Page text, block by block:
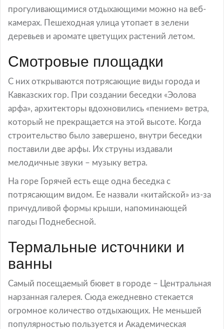
прогуливающимися отдыхающими можно на веб-
камерах. Пешеходная улица утопает в зелени
деревьев и аромате цветущих растений летом.
Смотровые площадки
С них открываются потрясающие виды города и
Кавказских гор. При создании беседки «Эолова
арфа», архитекторы вдохновились «пением» ветра,
который не прекращается на этой высоте. Когда
строительство было завершено, внутри беседки
поставили две арфы. Их струны издавали
мелодичные звуки – музыку ветра.
На горе Горячей есть еще одна беседка с
потрясающим видом. Ее назвали «китайской» из-за
причудливой формы крыши, напоминающей
пагоды Поднебесной.
Термальные источники и
ванны
Самый посещаемый бювет в городе – Центральная
нарзанная галерея. Сюда ежедневно стекается
огромное количество отдыхающих. Не меньшей
популярностью пользуется и Академическая